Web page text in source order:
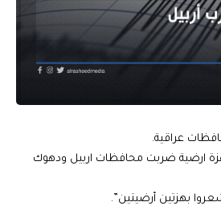
عراقية.
ارضية ضربت محافظات اربيل ودهوك
بهزتين أرضيتين”.